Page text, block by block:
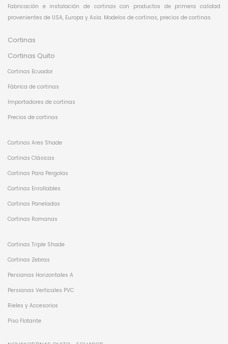
Fabricación e instalación de cortinas con productos de primera calidad
provenientes de USA, Europa y Asia. Modelos de cortinas, precios de cortinas.
Cortinas
Cortinas Quito
Cortinas Ecuador
Fábrica de cortinas
Importadores de cortinas
Precios de cortinas
Cortinas Ares Shade
Cortinas Clásicas
Cortinas Para Pergolas
Cortinas Enrollables
Cortinas Paneladas
Cortinas Romanas
Cortinas Triple Shade
Cortinas Zebras
Persianas Horizontales A
Persianas Verticales PVC
Rieles y Accesorios
Piso Flotante